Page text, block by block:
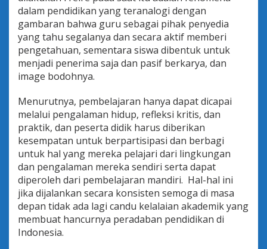
dalam pendidikan yang teranalogi dengan
gambaran bahwa guru sebagai pihak penyedia
yang tahu segalanya dan secara aktif memberi
pengetahuan, sementara siswa dibentuk untuk
menjadi penerima saja dan pasif berkarya, dan
image bodohnya.
Menurutnya, pembelajaran hanya dapat dicapai
melalui pengalaman hidup, refleksi kritis, dan
praktik, dan peserta didik harus diberikan
kesempatan untuk berpartisipasi dan berbagi
untuk hal yang mereka pelajari dari lingkungan
dan pengalaman mereka sendiri serta dapat
diperoleh dari pembelajaran mandiri. Hal-hal ini
jika dijalankan secara konsisten semoga di masa
depan tidak ada lagi candu kelalaian akademik yang
membuat hancurnya peradaban pendidikan di
Indonesia.